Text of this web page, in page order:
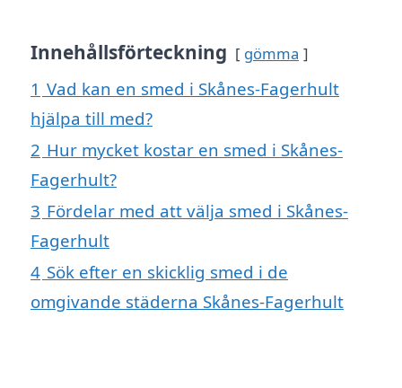
Innehållsförteckning gömma
1 Vad kan en smed i Skånes-Fagerhult
hjälpa till med?
2 Hur mycket kostar en smed i Skånes-
Fagerhult?
3 Fördelar med att välja smed i Skånes-
Fagerhult
4 Sök efter en skicklig smed i de
omgivande städerna Skånes-Fagerhult